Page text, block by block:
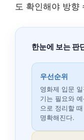
도 확인해야 방향
한눈에 보는 판
우선순위
영화제 입문
기는 필요와
으로 정리할
명확해진다.